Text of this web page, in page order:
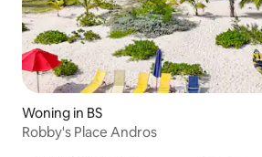
Woning in BS
Robby's Place Andros